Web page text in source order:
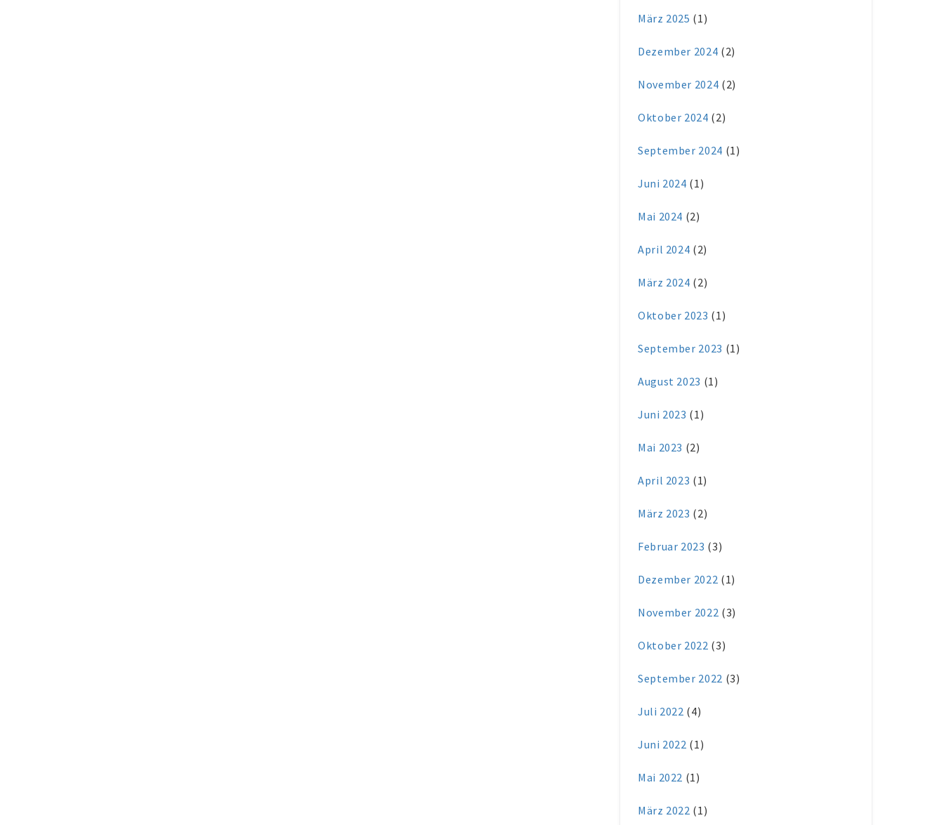
März 2025 (1)
Dezember 2024 (2)
November 2024 (2)
Oktober 2024 (2)
September 2024 (1)
Juni 2024 (1)
Mai 2024 (2)
April 2024 (2)
März 2024 (2)
Oktober 2023 (1)
September 2023 (1)
August 2023 (1)
Juni 2023 (1)
Mai 2023 (2)
April 2023 (1)
März 2023 (2)
Februar 2023 (3)
Dezember 2022 (1)
November 2022 (3)
Oktober 2022 (3)
September 2022 (3)
Juli 2022 (4)
Juni 2022 (1)
Mai 2022 (1)
März 2022 (1)